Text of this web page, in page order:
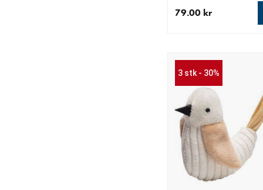
79.00 kr
3 stk - 30%